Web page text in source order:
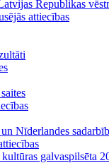
Republikas
attiecības
Nīderlandes
galvaspilsēta